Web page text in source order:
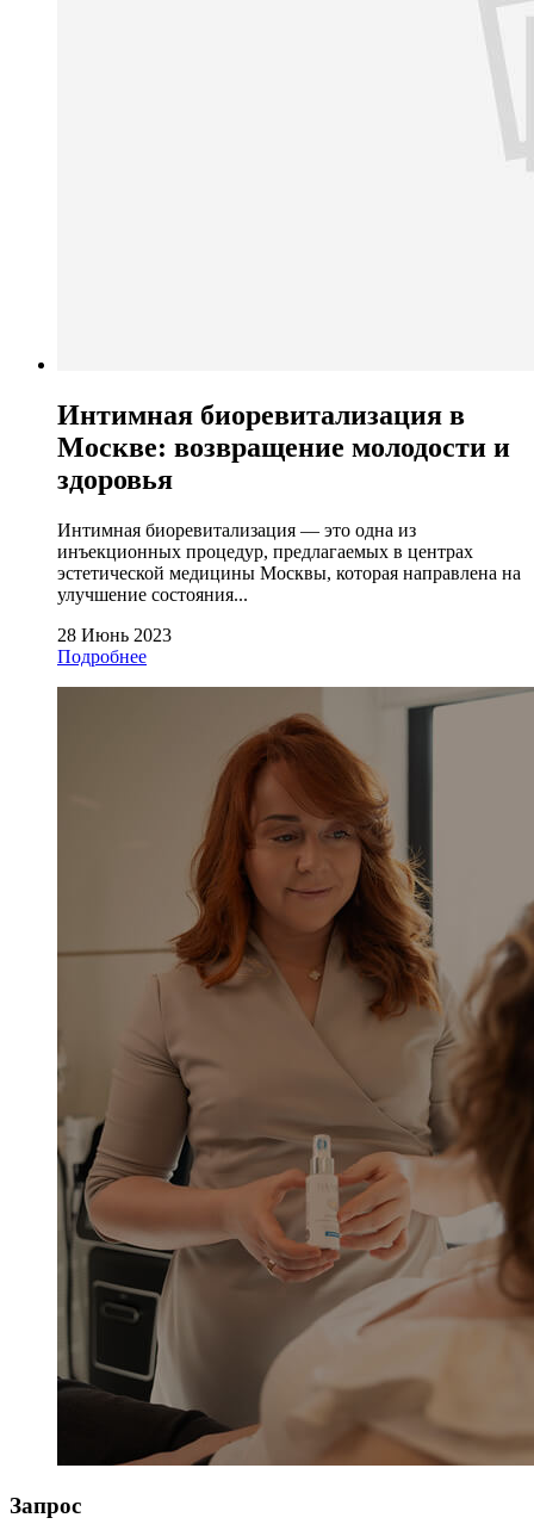
Интимная биоревитализация в
Москве: возвращение молодости и
здоровья
Интимная биоревитализация — это одна из
инъекционных процедур, предлагаемых в центрах
эстетической медицины Москвы, которая направлена на
улучшение состояния...
28 Июнь 2023
Подробнее
Запрос